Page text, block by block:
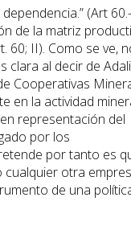
(Art
de la matriz
60; II). Como se ve,
clara al decir de
Cooperativas
en la actividad
representación del
por los
por tanto es
cualquier otra
de una